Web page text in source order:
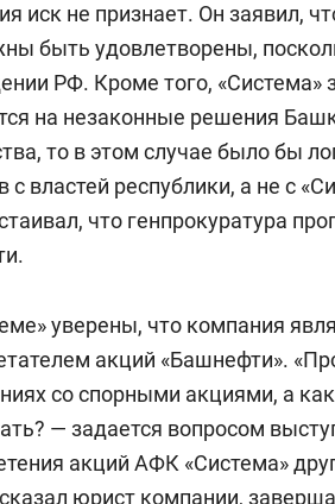
иск не признает. Он заявил,
быть удовлетворены,
РФ. Кроме того, «Система»
на незаконные решения
то в этом случае было бы
с властей республики, а не с
что генпрокуратура
уверены, что компания
акций «Башнефти».
со спорными акциями, а
— задается вопросом
акций АФК «Система»
юрист компании,